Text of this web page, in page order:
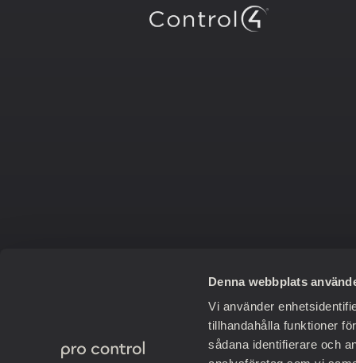
Denna webbplats
Vi använder
tillhandahålla funktioner
sådana identifierare och